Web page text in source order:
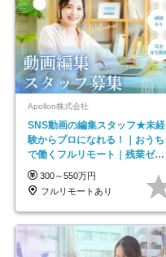
Apollon株式会社
SNS動画の編集スタッフ★未経
験からプロになれる！｜おうち
で働くフルリモート｜残業ゼロ
で18時退勤◎
300～550万円
フルリモートあり